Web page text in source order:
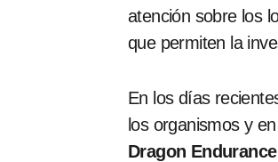
atención sobre los
que permiten la
En los días
los organismos y
Dragon Endurance